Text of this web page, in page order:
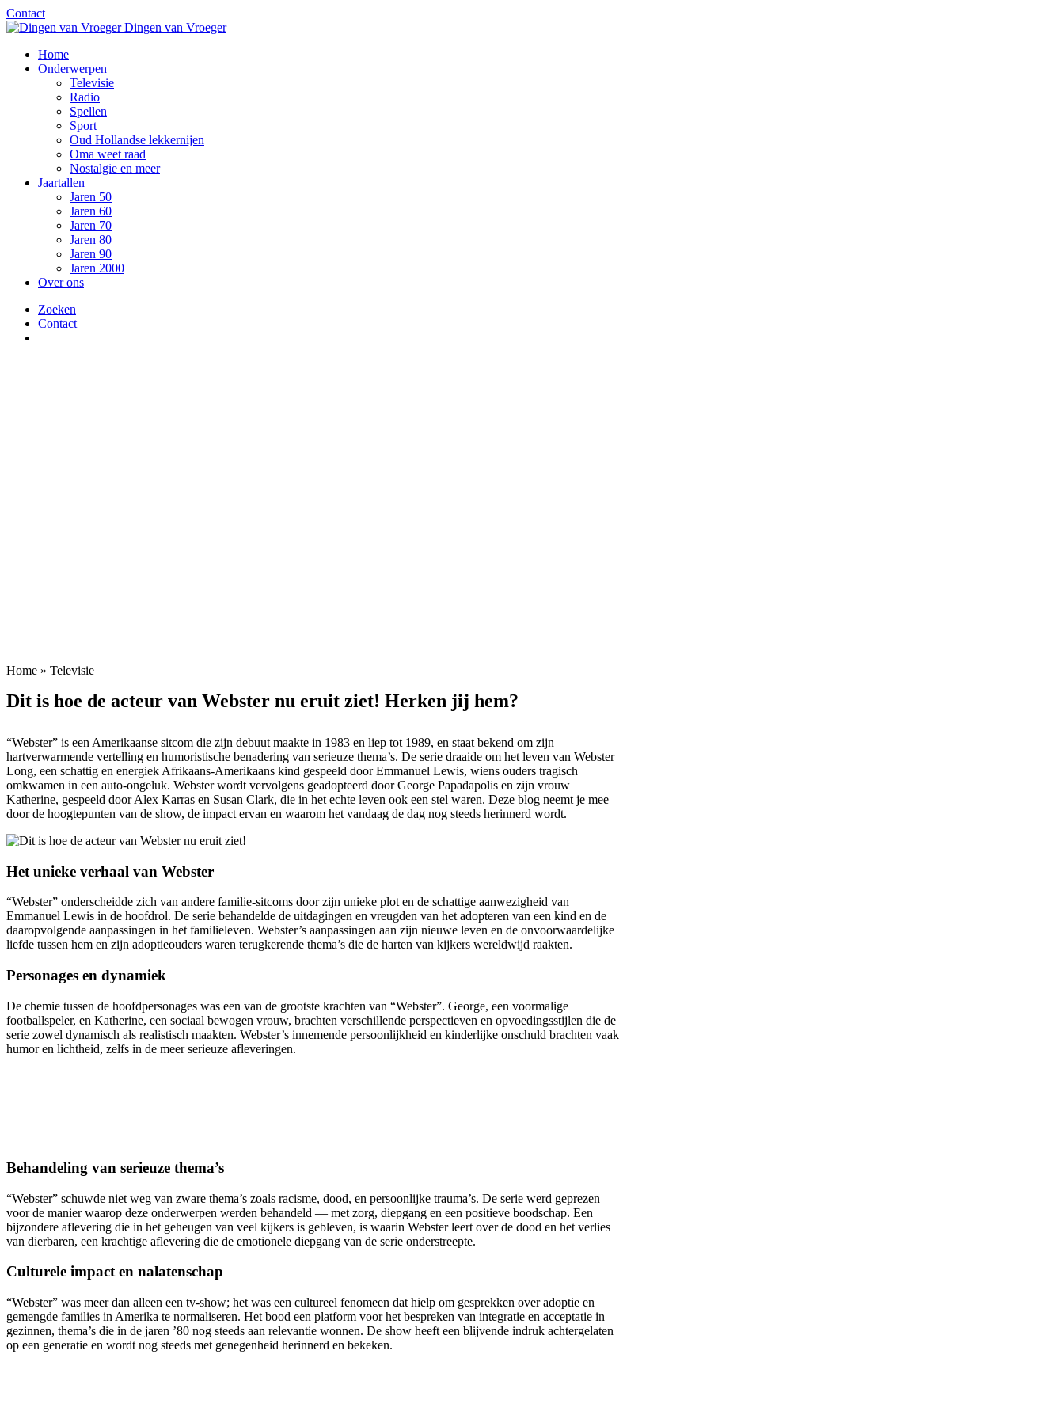
Contact
Dingen van Vroeger
Home
Onderwerpen
Televisie
Radio
Spellen
Sport
Oud Hollandse lekkernijen
Oma weet raad
Nostalgie en meer
Jaartallen
Jaren 50
Jaren 60
Jaren 70
Jaren 80
Jaren 90
Jaren 2000
Over ons
Zoeken
Contact
Home » Televisie
Dit is hoe de acteur van Webster nu eruit ziet! Herken jij hem?
“Webster” is een Amerikaanse sitcom die zijn debuut maakte in 1983 en liep tot 1989, en staat bekend om zijn
hartverwarmende vertelling en humoristische benadering van serieuze thema’s. De serie draaide om het leven van Webster
Long, een schattig en energiek Afrikaans-Amerikaans kind gespeeld door Emmanuel Lewis, wiens ouders tragisch
omkwamen in een auto-ongeluk. Webster wordt vervolgens geadopteerd door George Papadapolis en zijn vrouw
Katherine, gespeeld door Alex Karras en Susan Clark, die in het echte leven ook een stel waren. Deze blog neemt je mee
door de hoogtepunten van de show, de impact ervan en waarom het vandaag de dag nog steeds herinnerd wordt.
Het unieke verhaal van Webster
“Webster” onderscheidde zich van andere familie-sitcoms door zijn unieke plot en de schattige aanwezigheid van
Emmanuel Lewis in de hoofdrol. De serie behandelde de uitdagingen en vreugden van het adopteren van een kind en de
daaropvolgende aanpassingen in het familieleven. Webster’s aanpassingen aan zijn nieuwe leven en de onvoorwaardelijke
liefde tussen hem en zijn adoptieouders waren terugkerende thema’s die de harten van kijkers wereldwijd raakten.
Personages en dynamiek
De chemie tussen de hoofdpersonages was een van de grootste krachten van “Webster”. George, een voormalige
footballspeler, en Katherine, een sociaal bewogen vrouw, brachten verschillende perspectieven en opvoedingsstijlen die de
serie zowel dynamisch als realistisch maakten. Webster’s innemende persoonlijkheid en kinderlijke onschuld brachten vaak
humor en lichtheid, zelfs in de meer serieuze afleveringen.
Behandeling van serieuze thema’s
“Webster” schuwde niet weg van zware thema’s zoals racisme, dood, en persoonlijke trauma’s. De serie werd geprezen
voor de manier waarop deze onderwerpen werden behandeld — met zorg, diepgang en een positieve boodschap. Een
bijzondere aflevering die in het geheugen van veel kijkers is gebleven, is waarin Webster leert over de dood en het verlies
van dierbaren, een krachtige aflevering die de emotionele diepgang van de serie onderstreepte.
Culturele impact en nalatenschap
“Webster” was meer dan alleen een tv-show; het was een cultureel fenomeen dat hielp om gesprekken over adoptie en
gemengde families in Amerika te normaliseren. Het bood een platform voor het bespreken van integratie en acceptatie in
gezinnen, thema’s die in de jaren ’80 nog steeds aan relevantie wonnen. De show heeft een blijvende indruk achtergelaten
op een generatie en wordt nog steeds met genegenheid herinnerd en bekeken.